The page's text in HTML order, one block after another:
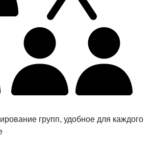
групп, удобное для каждого